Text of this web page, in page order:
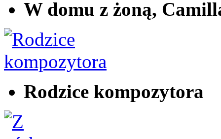
W domu z żoną,
Rodzice kompozytora